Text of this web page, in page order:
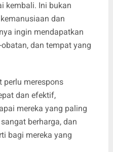
kembali. Ini bukan
dan
ingin mendapatkan
dan tempat yang
perlu merespons
dan efektif,
mereka yang paling
berharga, dan
bagi mereka yang